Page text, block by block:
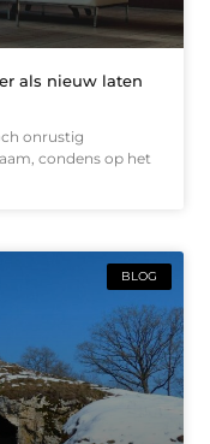
als nieuw laten
onrustig
condens op het
BLOG